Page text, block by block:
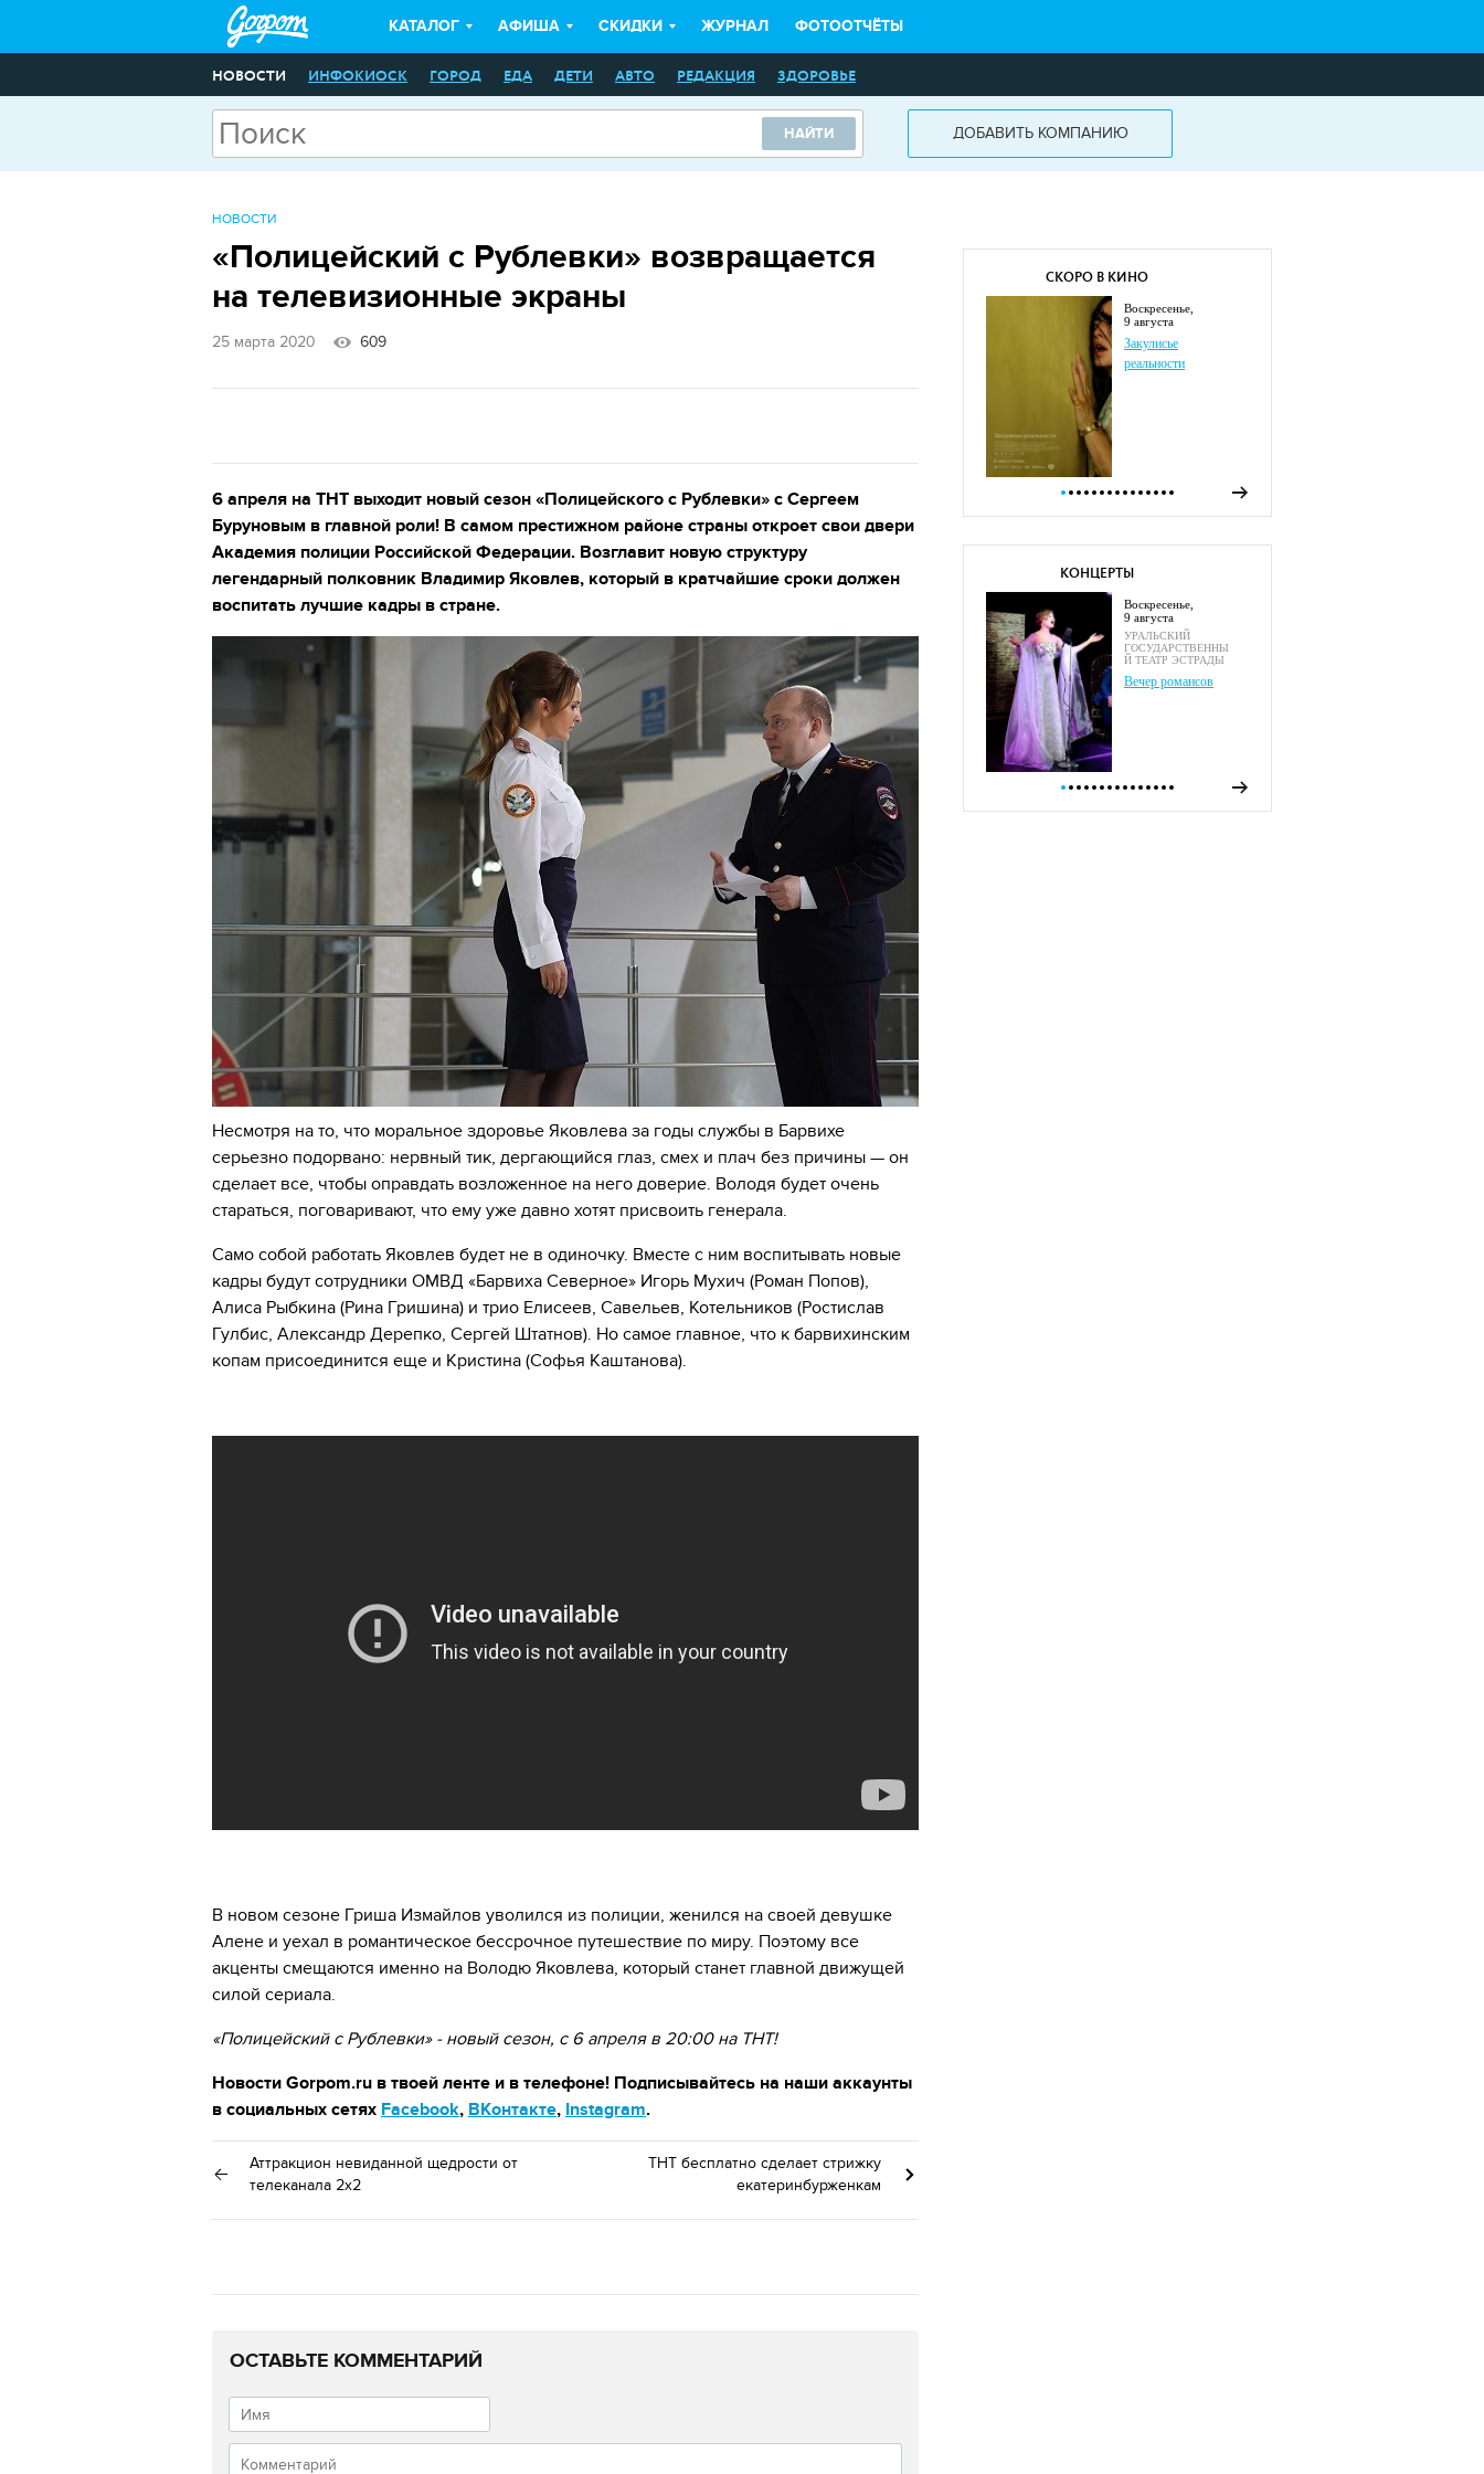
КАТАЛОГ АФИША СКИДКИ ЖУРНАЛ ФОТООТЧЁТЫ
НОВОСТИ ИНФОКИОСК ГОРОД ЕДА ДЕТИ АВТО РЕДАКЦИЯ ЗДОРОВЬЕ
НАЙТИ ДОБАВИТЬ КОМПАНИЮ
НОВОСТИ
«Полицейский с Рублевки» возвращается
на телевизионные экраны
25 марта 2020 609
6 апреля на ТНТ выходит новый сезон «Полицейского с Рублевки» с Сергеем
Буруновым в главной роли! В самом престижном районе страны откроет свои двери
Академия полиции Российской Федерации. Возглавит новую структуру
легендарный полковник Владимир Яковлев, который в кратчайшие сроки должен
воспитать лучшие кадры в стране.
Несмотря на то, что моральное здоровье Яковлева за годы службы в Барвихе
серьезно подорвано: нервный тик, дергающийся глаз, смех и плач без причины — он
сделает все, чтобы оправдать возложенное на него доверие. Володя будет очень
стараться, поговаривают, что ему уже давно хотят присвоить генерала.
Само собой работать Яковлев будет не в одиночку. Вместе с ним воспитывать новые
кадры будут сотрудники ОМВД «Барвиха Северное» Игорь Мухич (Роман Попов),
Алиса Рыбкина (Рина Гришина) и трио Елисеев, Савельев, Котельников (Ростислав
Гулбис, Александр Дерепко, Сергей Штатнов). Но самое главное, что к барвихинским
копам присоединится еще и Кристина (Софья Каштанова).
В новом сезоне Гриша Измайлов уволился из полиции, женился на своей девушке
Алене и уехал в романтическое бессрочное путешествие по миру. Поэтому все
акценты смещаются именно на Володю Яковлева, который станет главной движущей
силой сериала.
«Полицейский с Рублевки» - новый сезон, с 6 апреля в 20:00 на ТНТ!
Новости Gorpom.ru в твоей ленте и в телефоне! Подписывайтесь на наши аккаунты
в социальных сетях Facebook, ВКонтакте, Instagram.
Аттракцион невиданной щедрости от
телеканала 2x2
ТНТ бесплатно сделает стрижку
екатеринбурженкам
ОСТАВЬТЕ КОММЕНТАРИЙ
СКОРО В КИНО
воскресенье,
9 августа
Закулисье
реальности
КОНЦЕРТЫ
воскресенье,
9 августа
УРАЛЬСКИЙ
ГОСУДАРСТВЕННЫ
Й ТЕАТР ЭСТРАДЫ
Вечер романсов